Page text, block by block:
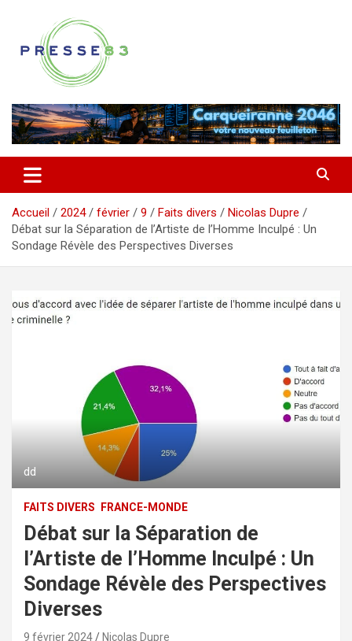
contenu
Presse 83
Accueil 2024 février 9 Faits divers
Nicolas Dupre
Débat sur la Séparation de l’Artiste de l’Homme Inculpé : Un
Sondage Révèle des Perspectives Diverses
dd
FAITS DIVERS FRANCE-MONDE
Débat sur la Séparation de
l’Artiste de l’Homme Inculpé : Un
Sondage Révèle des Perspectives
Diverses
9 février 2024 Nicolas Dupre